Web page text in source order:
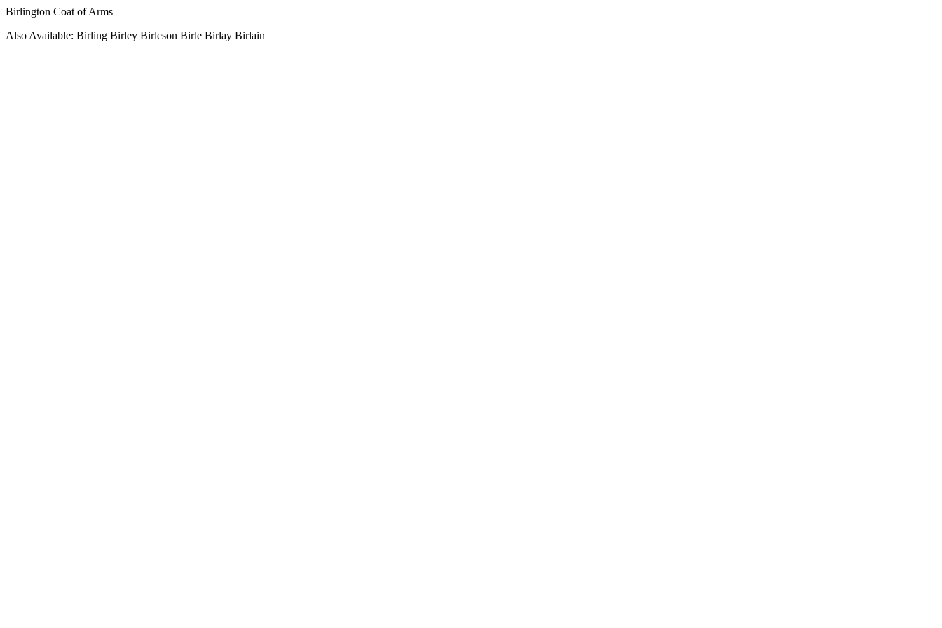
Birlington Coat of Arms
Also Available: Birling Birley Birleson Birle Birlay Birlain